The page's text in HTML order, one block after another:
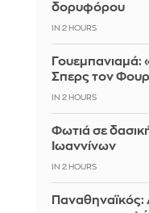
δορυφόρου
IN 2 HOURS
Γουεμπανιαμά:
Σπερς τον
IN 2 HOURS
Φωτιά σε
Ιωαννίνων
IN 2 HOURS
Παναθηναϊκός: